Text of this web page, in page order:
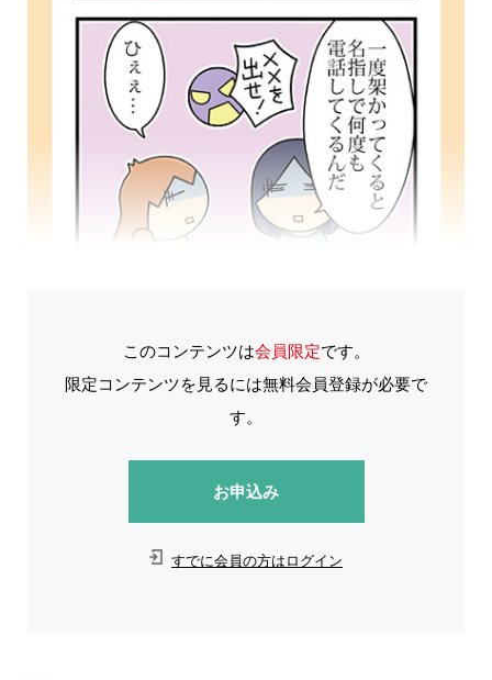
このコンテンツは会員限定です。
限定コンテンツを見るには無料会員登録が必要で
す。
お申込み
すでに会員の方はログイン